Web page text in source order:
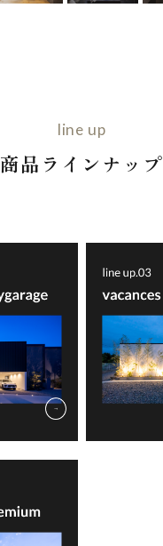
line up
商品ラインナップ